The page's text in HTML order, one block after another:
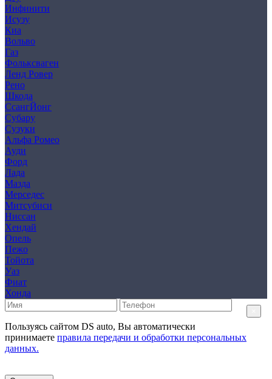
Инфинити
Исузу
Киа
Вольво
Газ
Фольксваген
Ленд Ровер
Рено
Шкода
СсангЙонг
Субару
Сузуки
Альфа Ромео
Ауди
Форд
Лада
Мазда
Мерседес
Митсубиси
Ниссан
Хендай
Опель
Пежо
Тойота
Уаз
Фиат
Хонда
Пользуясь сайтом DS auto, Вы автоматически
принимаете правила передачи и обработки персональных
данных.